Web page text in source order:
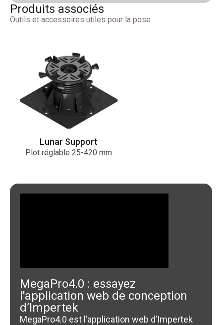
CATALOGUE - PEDESTAL LINE 2026_FR-
DE_Digital_Rev00
Produits associés
Outils et accessoires utiles pour la pose
Lunar Support
Plot réglable 25-420 mm
MegaPro4.0 : essayez
l'application web de conception
d’Impertek
MegaPro4.0 est l’application web d’Impertek